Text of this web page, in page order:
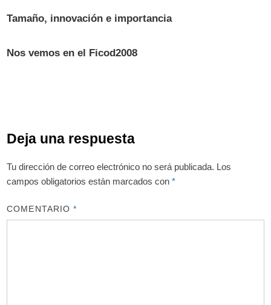
Tamaño, innovación e importancia
Nos vemos en el Ficod2008
Deja una respuesta
Tu dirección de correo electrónico no será publicada. Los
campos obligatorios están marcados con*
COMENTARIO*